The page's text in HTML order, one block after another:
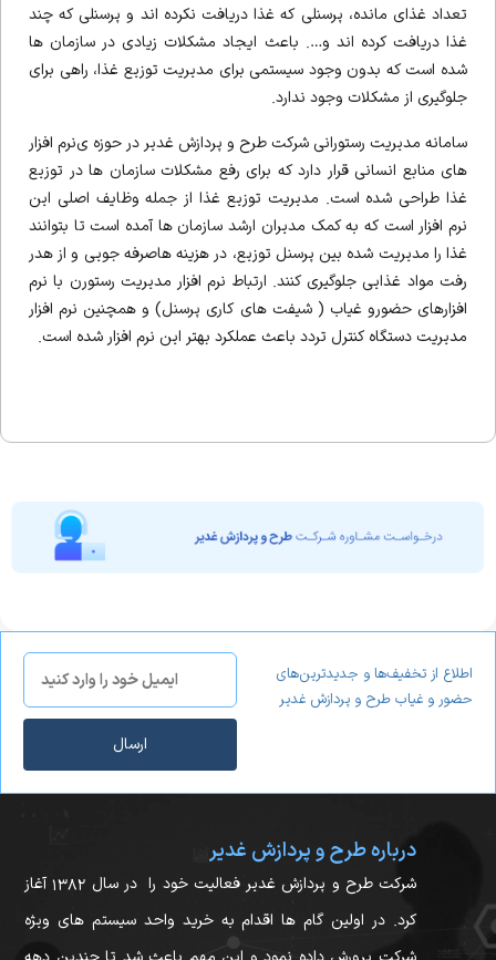
تعداد غذای مانده، پرسنلی که غذا دریافت نکرده اند و پرسنلی که چند
غذا دریافت کرده اند و…. باعث ایجاد مشکلات زیادی در سازمان ها
شده است که بدون وجود سیستمی برای مدیریت توزیع غذا، راهی برای
جلوگیری از مشکلات وجود ندارد.
سامانه مدیریت رستورانی شرکت طرح و پردازش غدیر در حوزه ی‌‌نرم افزار
های منابع انسانی قرار دارد که برای رفع مشکلات سازمان ها در توزیع
غذا طراحی شده است. مدیریت توزیع غذا از جمله وظایف اصلی این
نرم افزار است که به کمک مدیران ارشد سازمان ها آمده است تا بتوانند
غذا را مدیریت شده بین پرسنل توزیع، در هزینه هاصرفه جویی و از هدر
رفت مواد غذایی جلوگیری کنند. ارتباط نرم افزار مدیریت رستورن با نرم
افزارهای حضورو غیاب ( شیفت های کاری پرسنل) و همچنین نرم افزار
مدیریت دستگاه کنترل تردد باعث عملکرد بهتر این نرم افزار شده است.
اطلاع از تخفیف‌ها و جدیدترین‌های
حضور و غیاب طرح و پردازش غدیر
ارسال
درباره طرح و پردازش غدیر
شرکت طرح و پردازش غدیر فعالیت خود را در سال ۱۳۸۲ آغاز
کرد. در اولین گام ها اقدام به خرید واحد سیستم های ویژه